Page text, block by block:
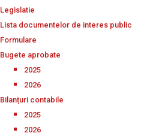
Legislatie
Lista documentelor de interes public
Formulare
Bugete aprobate
2025
2026
Bilanțuri contabile
2025
2026